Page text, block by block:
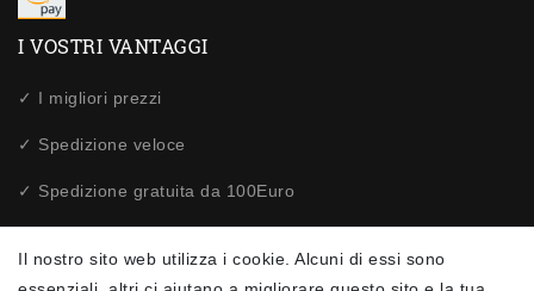
I VOSTRI VANTAGGI
✓ I migliori prezzi
✓ Spedizione veloce
✓ Spedizione gratuita da 100Euro
✓ Protezione dei dati
Il nostro sito web utilizza i cookie. Alcuni di essi sono